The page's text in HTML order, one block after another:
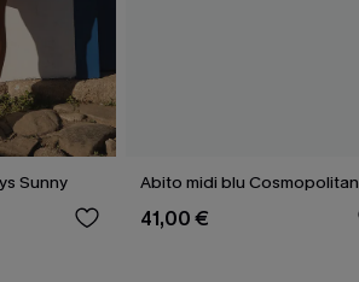
Sunny Abito midi blu Cosmopolitan
41,00 €